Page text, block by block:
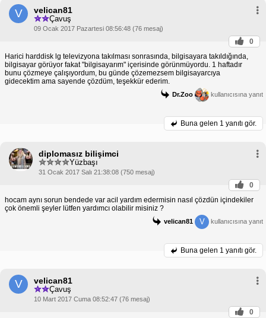
V velican81
Çavuş
09 Ocak 2017 Pazartesi 08:56:48 (76 mesaj)
0
Harici harddisk lg televizyona takılması sonrasında, bilgisayara takıldığında,
bilgisayar görüyor fakat "bilgisayarım" içerisinde görünmüyordu. 1 haftadır
bunu çözmeye çalışıyordum, bu günde çözemezsem bilgisayarcıya
gidecektim ama sayende çözdüm, teşekkür ederim.
Dr.Zoo kullanıcısına yanıt
Buna gelen 1 yanıtı gör.
diplomasız bilişimci
Yüzbaşı
31 Ocak 2017 Salı 21:38:08 (750 mesaj)
0
hocam aynı sorun bendede var acil yardım edermisin nasıl çözdün içindekiler
çok önemli şeyler lütfen yardımcı olabilir misiniz ?
velican81 V kullanıcısına yanıt
Buna gelen 1 yanıtı gör.
V velican81
Çavuş
10 Mart 2017 Cuma 08:52:47 (76 mesaj)
0